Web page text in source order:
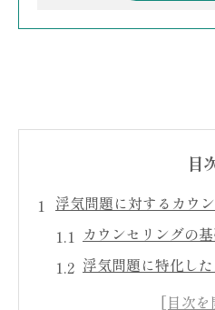
目
浮気問題に対するカウ
カウンセリングの
浮気問題に特化し